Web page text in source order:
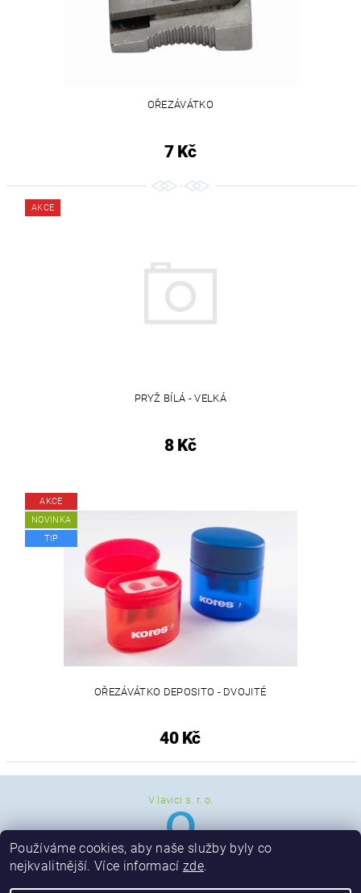
OŘEZÁVÁTKO
7 Kč
AKCE
PRYŽ BÍLÁ - VELKÁ
8 Kč
AKCE
NOVINKA
TIP
OŘEZÁVÁTKO DEPOSITO - DVOJITÉ
40 Kč
V lavici s. r. o.
Používáme cookies, aby naše služby byly co
nejkvalitnější. Více informací zde.